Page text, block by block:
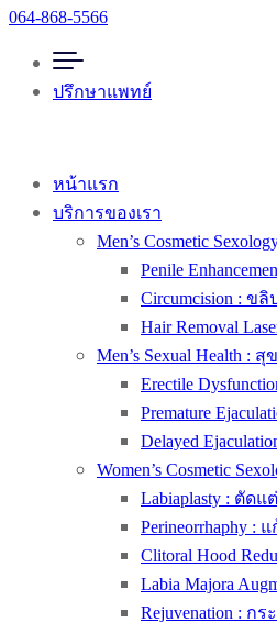
064-868-5566
ปรึกษาแพทย์
หน้าแรก
บริการของเรา
Men’s Cosmetic
Penile
Circumcision : ข
Hair Removal
Men’s Sexual Health :
Erectile
Premature
Delayed
Women’s Cosmetic
Labiaplasty : ตัด
Perineorrhaphy :
Clitoral Hood
Labia Majora
Rejuvenation : ก